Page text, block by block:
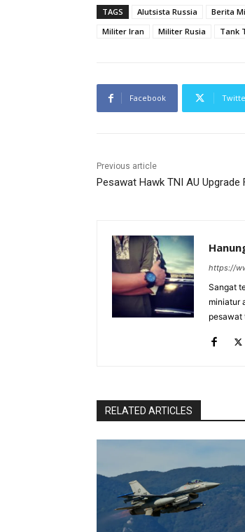
TAGS Alutsista Russia Berita
Militer Iran
Militer Rusia Tank
Facebook
Previous article
Pesawat Hawk TNI AU Upgrade
https://
Sangat
miniatur
pesawat
RELATED ARTICLES